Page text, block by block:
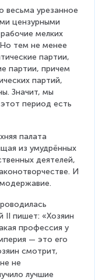
весьма урезанное
цензурными
мелких
тем не менее
партии,
партии, причем
партий,
Значит, мы
период есть
палата
из умудрённых
деятелей,
И
II пишет: «Хозяин
профессия у
— это его
смотрит,
не
лучшие